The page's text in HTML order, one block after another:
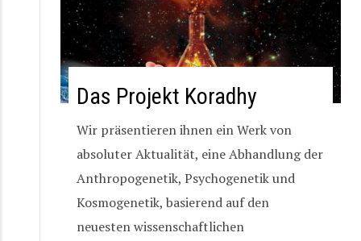
Das Projekt Koradhy
Wir präsentieren ihnen ein Werk von
absoluter Aktualität, eine Abhandlung der
Anthropogenetik, Psychogenetik und
Kosmogenetik, basierend auf den
neuesten wissenschaftlichen